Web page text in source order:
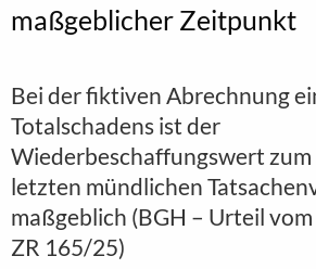
maßgeblicher Zeitpunkt
Bei der fiktiven Abrechnung
Totalschadens ist der
Wiederbeschaffungswert
letzten mündlichen
maßgeblich (BGH – Urteil
ZR 165/25)